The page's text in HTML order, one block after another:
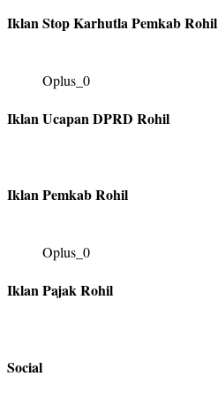
Iklan Stop Karhutla Pemkab Rohil
Oplus_0
Iklan Ucapan DPRD Rohil
Iklan Pemkab Rohil
Oplus_0
Iklan Pajak Rohil
Social